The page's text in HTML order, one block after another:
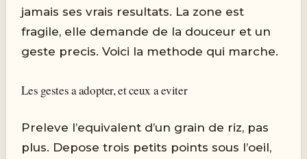
jamais ses vrais resultats. La zone est
fragile, elle demande de la douceur et un
geste precis. Voici la methode qui marche.
Les gestes a adopter, et ceux a eviter
Preleve l’equivalent d’un grain de riz, pas
plus. Depose trois petits points sous l’oeil,